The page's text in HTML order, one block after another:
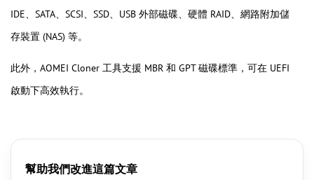
IDE、SATA、SCSI、SSD、USB 外部磁碟、硬體 RAID、網路附加儲
存裝置 (NAS) 等。
此外，AOMEI Cloner 工具支援 MBR 和 GPT 磁碟標準，可在 UEFI
啟動下高效執行。
幫助我們改進這篇文章